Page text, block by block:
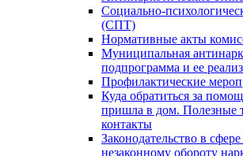
Социально-
(СПТ)
Нормативные акты
Муниципальная
подпрограмма и ее
Профилактические
Куда обратиться за
пришла в дом. Полезные
контакты
Законодательство в
незаконному обороту